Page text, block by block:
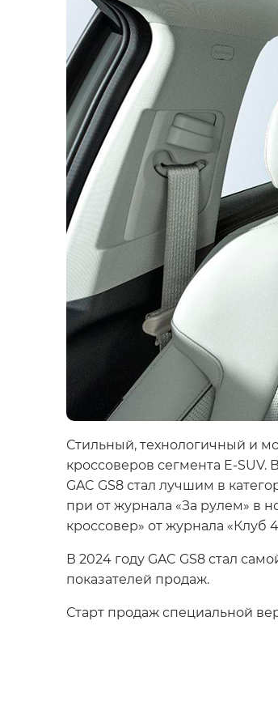
Стильный, технологичный и
кроссоверов сегмента E-
GAC GS8 стал лучшим в
при от журнала «За рулем» в
кроссовер» от журнала «Клуб
В 2024 году GAC GS8 стал
показателей продаж.
Старт продаж специальной